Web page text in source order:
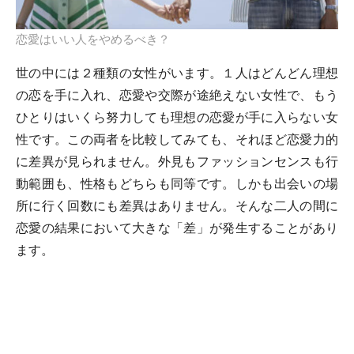
恋愛はいい人をやめるべき？
世の中には２種類の女性がいます。１人はどんどん理想
の恋を手に入れ、恋愛や交際が途絶えない女性で、もう
ひとりはいくら努力しても理想の恋愛が手に入らない女
性です。この両者を比較してみても、それほど恋愛力的
に差異が見られません。外見もファッションセンスも行
動範囲も、性格もどちらも同等です。しかも出会いの場
所に行く回数にも差異はありません。そんな二人の間に
恋愛の結果において大きな「差」が発生することがあり
ます。